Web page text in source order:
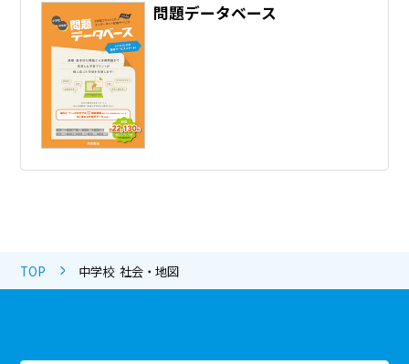
問題データベース
TOP 中学校 社会・地図